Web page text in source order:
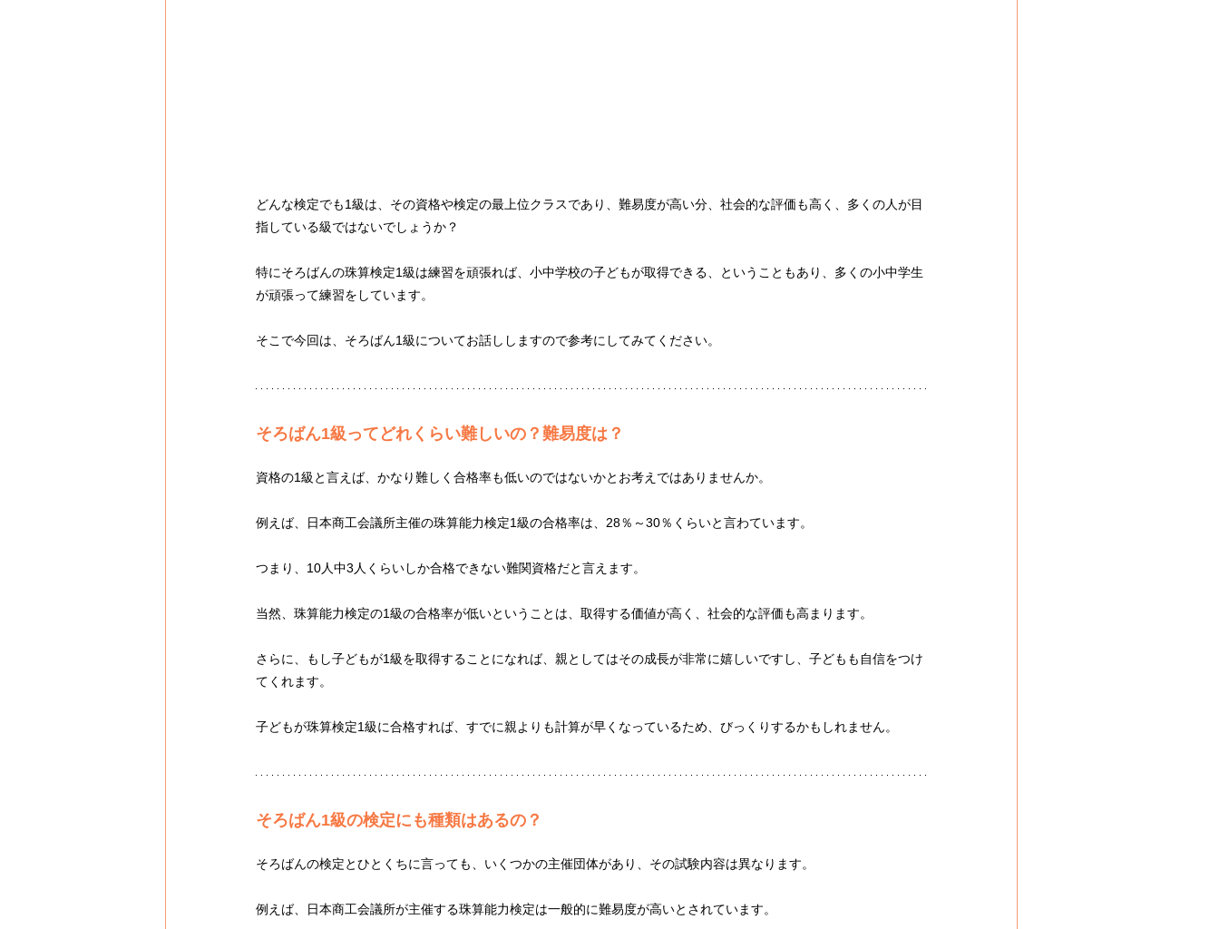
どんな検定でも1級は、その資格や検定の最上位クラスであり、難易度が高い分、社会的な評価も高く、多くの人が目
指している級ではないでしょうか？
特にそろばんの珠算検定1級は練習を頑張れば、小中学校の子どもが取得できる、ということもあり、多くの小中学生
が頑張って練習をしています。
そこで今回は、そろばん1級についてお話ししますので参考にしてみてください。
そろばん1級ってどれくらい難しいの？難易度は？
資格の1級と言えば、かなり難しく合格率も低いのではないかとお考えではありませんか。
例えば、日本商工会議所主催の珠算能力検定1級の合格率は、28％～30％くらいと言わています。
つまり、10人中3人くらいしか合格できない難関資格だと言えます。
当然、珠算能力検定の1級の合格率が低いということは、取得する価値が高く、社会的な評価も高まります。
さらに、もし子どもが1級を取得することになれば、親としてはその成長が非常に嬉しいですし、子どもも自信をつけ
てくれます。
子どもが珠算検定1級に合格すれば、すでに親よりも計算が早くなっているため、びっくりするかもしれません。
そろばん1級の検定にも種類はあるの？
そろばんの検定とひとくちに言っても、いくつかの主催団体があり、その試験内容は異なります。
例えば、日本商工会議所が主催する珠算能力検定は一般的に難易度が高いとされています。